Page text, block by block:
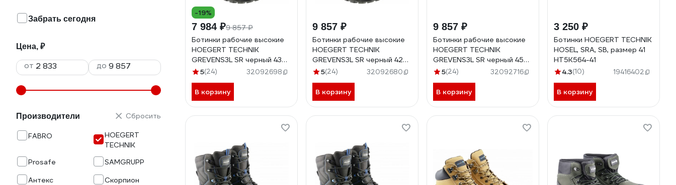
Забрать сегодня
Цена, ₽
от до
Производители
FABRO
HOEGERT
TECHNIK
Prosafe
SAMGRUPP
Антекс
Скорпион
Сбросить
-19%
7 984 ₽9 857 ₽
Ботинки рабочие высокие
HOEGERT TECHNIK
GREVENS3L SR черный 43
HT5K592-43
5(24) 32092698
В корзину
9 857 ₽
Ботинки рабочие высокие
HOEGERT TECHNIK
GREVENS3L SR черный 42
HT5K592-42
5(24) 32092680
В корзину
9 857 ₽
Ботинки рабочие высокие
HOEGERT TECHNIK
GREVENS3L SR черный 45
HT5K592-45
5(24) 32092716
В корзину
3 250 ₽
Ботинки HOEGERT TECHNIK
HOSEL, SRA, SB, размер 41
HT5K564-41
4.3(10) 19416402
В корзину